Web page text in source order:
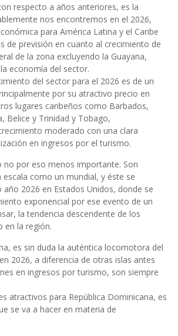
respecto a años anteriores, es la
nos encontremos en el 2026,
para América Latina y el Caribe
de previsión en cuanto al crecimiento de
de la zona excluyendo la Guayana,
economía del sector.
del sector para el 2026 es de un
por su atractivo precio en
lugares caribeños como Barbados,
Belice y Trinidad y Tobago,
moderado con una clara
en ingresos por el turismo.
no por eso menos importante. Son
como un mundial, y éste se
año 2026 en Estados Unidos, donde se
exponencial por ese evento de un
la tendencia descendente de los
en la región.
es sin duda la auténtica locomotora del
2026, a diferencia de otras islas antes
en ingresos por turismo, son siempre
atractivos para República Dominicana, es
se va a hacer en materia de